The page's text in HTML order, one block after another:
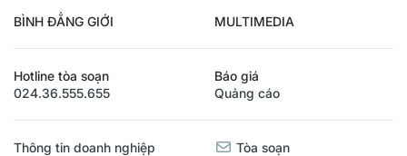
BÌNH ĐẲNG GIỚI MULTIMEDIA
Hotline tòa soạn
024.36.555.655
Báo giá
Quảng cáo
Thông tin doanh nghiệp Tòa soạn